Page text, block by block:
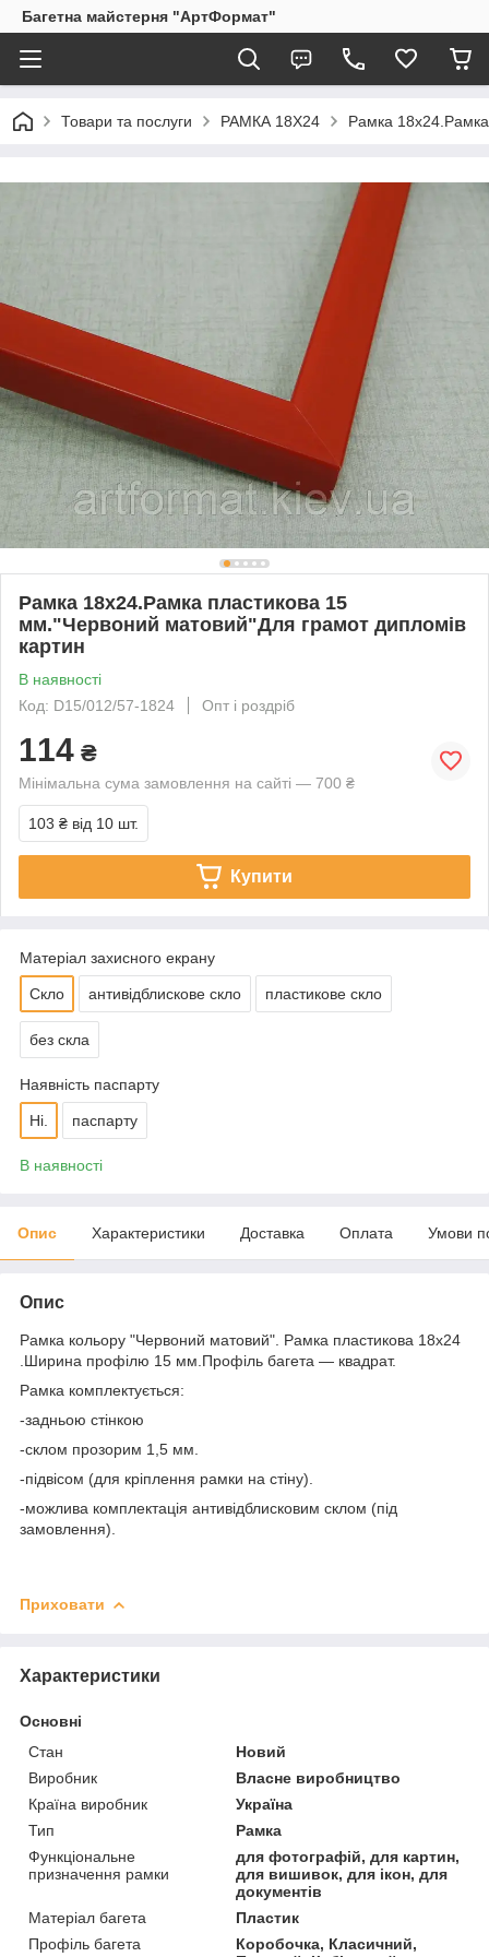
Багетна майстерня "АртФормат"
Товари та послуги РАМКА 18Х24 Рамка
Рамка 18х24.Рамка пластикова 15
мм."Червоний матовий"Для грамот дипломів
картин
В наявності
Код: D15/012/57-1824
Опт і роздріб
114 ₴
Мінімальна сума замовлення на сайті — 700 ₴
103 ₴ від 10 шт.
Купити
Матеріал захисного екрану
Скло антивідблискове скло пластикове скло
без скла
Наявність паспарту
Ні. паспарту
В наявності
Опис Характеристики Доставка Оплата Умови
Опис
Рамка кольору "Червоний матовий". Рамка пластикова 18х24
.Ширина профілю 15 мм.Профіль багета — квадрат.
Рамка комплектується:
-задньою стінкою
-склом прозорим 1,5 мм.
-підвісом (для кріплення рамки на стіну).
-можлива комплектація антивідблисковим склом (під
замовлення).
Приховати
Характеристики
Основні
Стан
Новий
Виробник
Власне виробництво
Країна виробник
Україна
Тип
Рамка
Функціональне
призначення рамки
для фотографій, для картин,
для вишивок, для ікон, для
документів
Матеріал багета
Пластик
Профіль багета
Коробочка, Класичний,